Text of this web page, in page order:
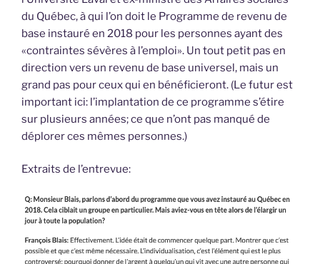
du Québec, à qui l’on doit le Programme de revenu de
base instauré en 2018 pour les personnes ayant des
«contraintes sévères à l’emploi». Un tout petit pas en
direction vers un revenu de base universel, mais un
grand pas pour ceux qui en bénéficieront. (Le futur est
important ici: l’implantation de ce programme s’étire
sur plusieurs années; ce que n’ont pas manqué de
déplorer ces mêmes personnes.)
Extraits de l’entrevue: